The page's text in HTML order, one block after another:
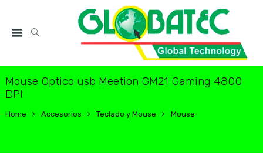
Mouse Optico usb Meetion GM21 Gaming 4800
DPI
Home Accesorios Teclado y Mouse Mouse